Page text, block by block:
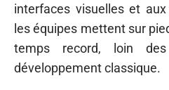
interfaces visuelles et
les équipes mettent sur
temps record, loin
développement classique.